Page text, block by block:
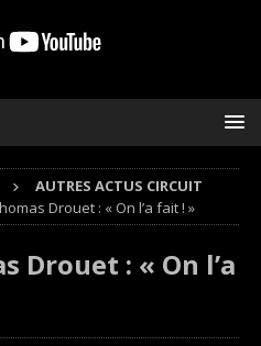
AUTRES ACTUS CIRCUIT
Drouet : « On l’a fait ! »
Drouet : « On l’a